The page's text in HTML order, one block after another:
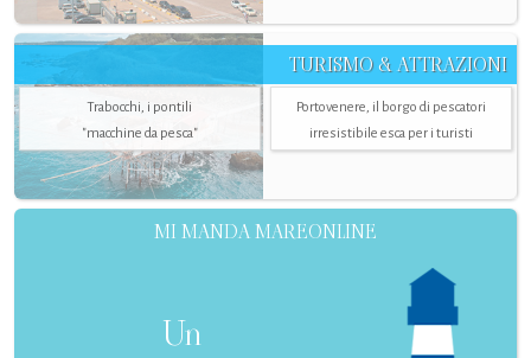
TURISMO & ATTRAZIONI
Trabocchi, i pontili
"macchine da pesca"
Portovenere, il borgo di pescatori
irresistibile esca per i turisti
MI MANDA MAREONLINE
Un